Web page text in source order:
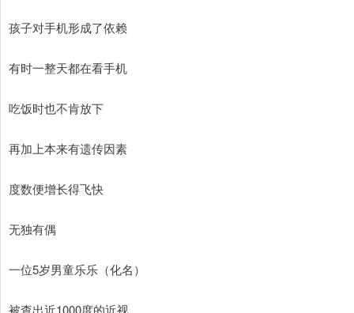
孩子对手机形成了依赖
有时一整天都在看手机
吃饭时也不肯放下
再加上本来有遗传因素
度数便增长得飞快
无独有偶
一位5岁男童乐乐（化名）